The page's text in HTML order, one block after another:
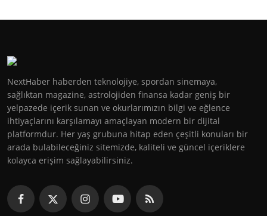
NextHaber haberden teknolojiye, spordan sinemaya,
sağlıktan magazine, astrolojiden finansa kadar geniş bir
yelpazede içerik sunan ve okurlarımızın bilgi ve eğlence
ihtiyaçlarını karşılamayı amaçlayan modern bir dijital
platformdur. Her yaş grubuna hitap eden çeşitli konuları bir
arada bulabileceğiniz sitemizde, kaliteli ve güncel içeriklere
kolayca erişim sağlayabilirsiniz.